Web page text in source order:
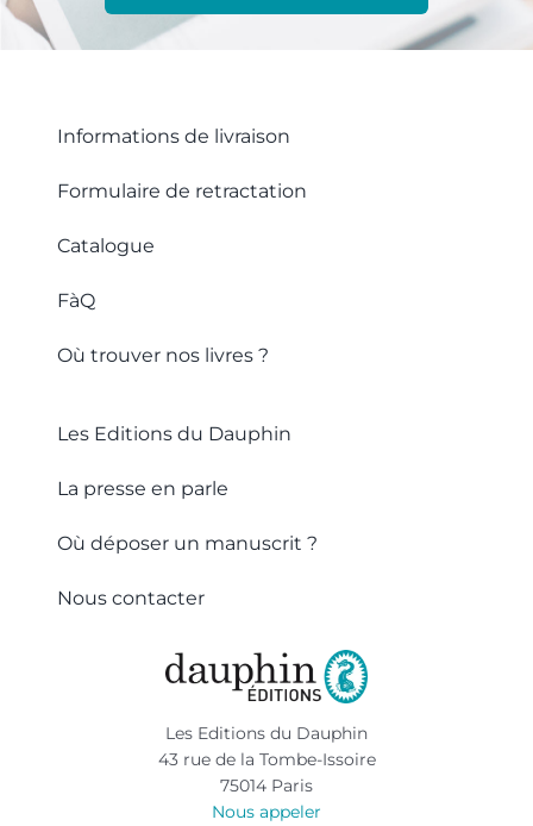
Informations de livraison
Formulaire de retractation
Catalogue
FàQ
Où trouver nos livres ?
Les Editions du Dauphin
La presse en parle
Où déposer un manuscrit ?
Nous contacter
Les Editions du Dauphin
43 rue de la Tombe-Issoire
75014 Paris
Nous appeler